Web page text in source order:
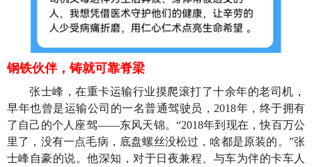
钢铁伙伴，铸就可靠脊梁
张士峰，在重卡运输行业摸爬滚打了十余年的老司机，
早年也曾是运输公司的一名普通驾驶员，2018年，终于拥有
了自己的个人座驾——东风天锦。“2018年到现在，快百万公
里了，没有一点毛病，底盘螺丝没松过，啥都是原装的。”张
士峰自豪的说。他深知，对于日夜兼程、与车为伴的卡车人